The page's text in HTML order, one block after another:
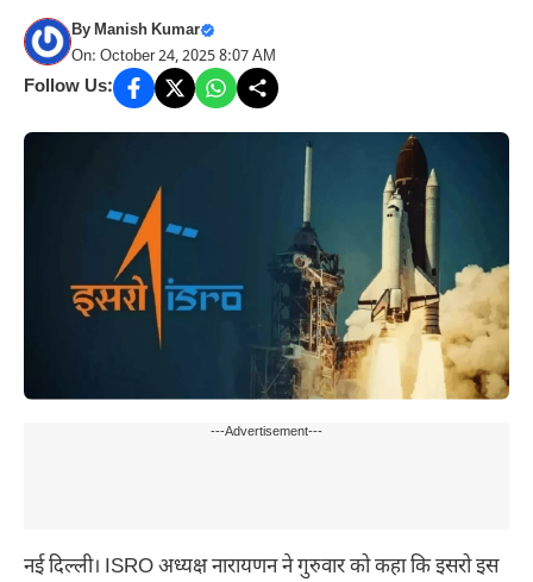
ByManish Kumar
On: October 24, 2025 8:07 AM
Follow Us:
---Advertisement---
नई दिल्ली। ISRO अध्यक्ष नारायणन ने गुरुवार को कहा कि इसरो इस